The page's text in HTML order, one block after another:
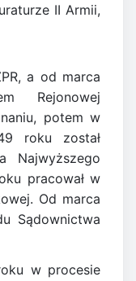
II Armii,
a od marca
Rejonowej
potem w
roku został
Najwyższego
pracował w
Od marca
Sądownictwa
w procesie